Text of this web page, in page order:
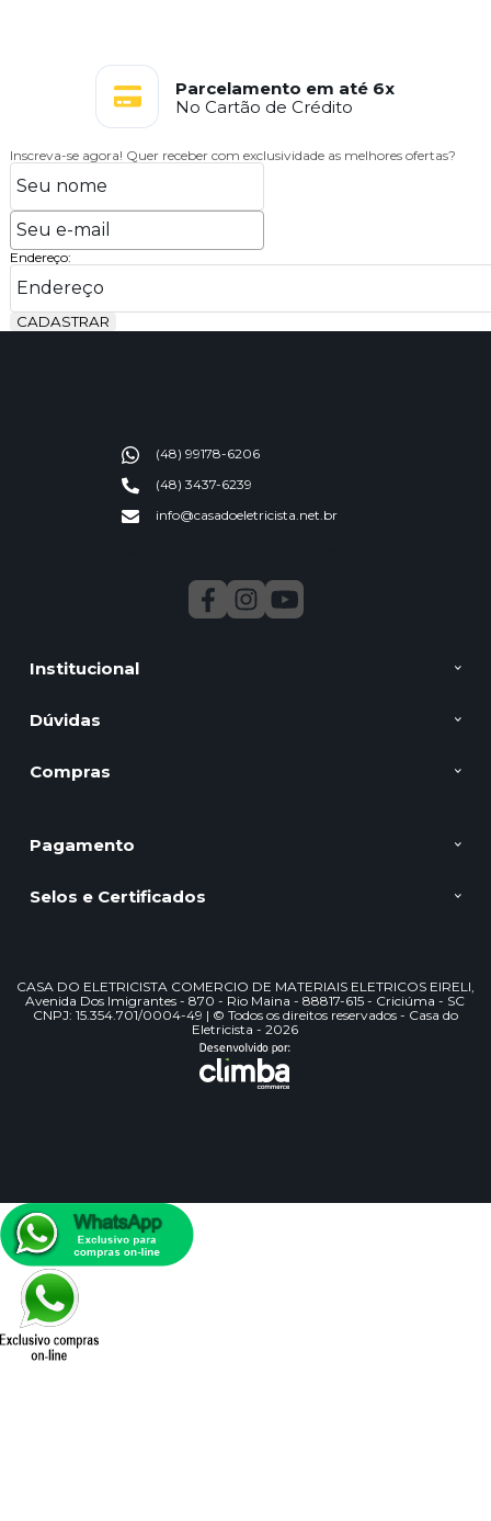
Parcelamento em até 6x
No Cartão de Crédito
Inscreva-se agora! Quer receber com exclusividade as melhores ofertas?
Endereço:
CADASTRAR
Institucional
Dúvidas
Compras
(48) 99178-6206
(48) 3437-6239
info@casadoeletricista.net.br
Pagamento
Selos e Certificados
CASA DO ELETRICISTA COMERCIO DE MATERIAIS ELETRICOS EIRELI,
Avenida Dos Imigrantes - 870 - Rio Maina - 88817-615 - Criciúma - SC
CNPJ: 15.354.701/0004-49 | © Todos os direitos reservados - Casa do
Eletricista - 2026